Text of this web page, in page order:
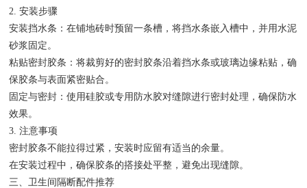
2. 安装步骤
安装挡水条：在铺地砖时预留一条槽，将挡水条嵌入槽中，并用水泥
砂浆固定。
粘贴密封胶条：将裁剪好的密封胶条沿着挡水条或玻璃边缘粘贴，确
保胶条与表面紧密贴合。
固定与密封：使用硅胶或专用防水胶对缝隙进行密封处理，确保防水
效果。
3. 注意事项
密封胶条不能拉得过紧，安装时应留有适当的余量。
在安装过程中，确保胶条的搭接处平整，避免出现缝隙。
三、卫生间隔断配件推荐